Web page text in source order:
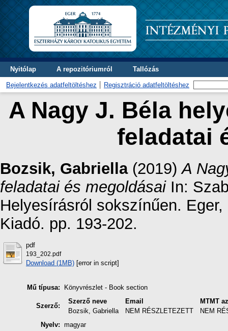
Nyitólap A repozitóriumról Tallózás
Bejelentkezés adatfeltöltéshez Regisztráció adatfeltöltéshez
A Nagy J. Béla
feladatai
Bozsik, Gabriella(2019)A
feladatai és megoldásaiIn:
Helyesírásról sokszínűen.
Kiadó. pp. 193-202.
pdf
193_202.pdf
Download (1MB) [error in script]
Mű típusa: Könyvrészlet - Book section
Szerző:
Szerző neve Email
MTMT
Bozsik, Gabriella
NEM RÉSZLETEZETT
NEM
Nyelv: magyar